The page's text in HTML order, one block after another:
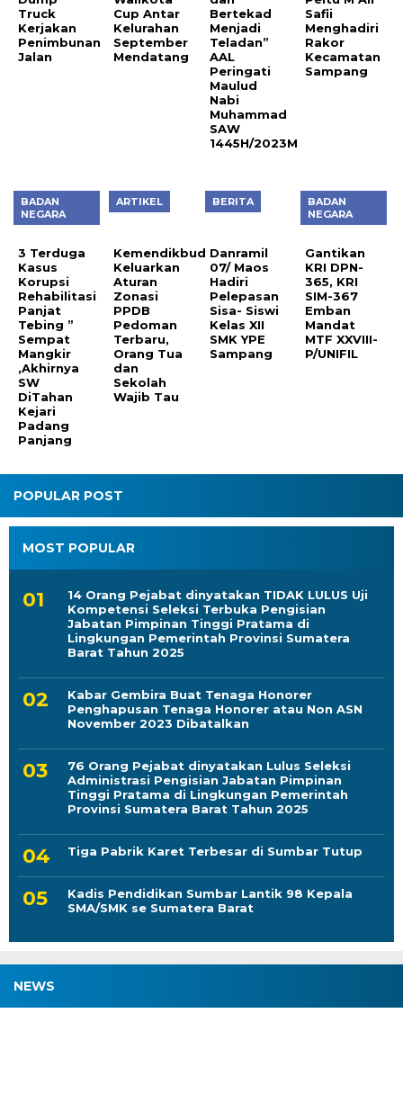
Truck
Kerjakan
Penimbunan
Jalan
Cup Antar
Kelurahan
September
Mendatang
Bertekad
Menjadi
Teladan”
AAL
Peringati
Maulud
Nabi
Muhammad
SAW
1445H/2023M
Safii
Menghadiri
Rakor
Kecamatan
Sampang
BADAN
NEGARA
3 Terduga
Kasus
Korupsi
Rehabilitasi
Panjat
Tebing ”
Sempat
Mangkir
,Akhirnya
SW
DiTahan
Kejari
Padang
Panjang
ARTIKEL
Kemendikbud
Keluarkan
Aturan
Zonasi
PPDB
Pedoman
Terbaru,
Orang Tua
dan
Sekolah
Wajib Tau
BERITA
Danramil
07/ Maos
Hadiri
Pelepasan
Sisa- Siswi
Kelas XII
SMK YPE
Sampang
BADAN
NEGARA
Gantikan
KRI DPN-
365, KRI
SIM-367
Emban
Mandat
MTF XXVIII-
P/UNIFIL
POPULAR POST
MOST POPULAR
14 Orang Pejabat dinyatakan TIDAK LULUS Uji
Kompetensi Seleksi Terbuka Pengisian
Jabatan Pimpinan Tinggi Pratama di
Lingkungan Pemerintah Provinsi Sumatera
Barat Tahun 2025
Kabar Gembira Buat Tenaga Honorer
Penghapusan Tenaga Honorer atau Non ASN
November 2023 Dibatalkan
76 Orang Pejabat dinyatakan Lulus Seleksi
Administrasi Pengisian Jabatan Pimpinan
Tinggi Pratama di Lingkungan Pemerintah
Provinsi Sumatera Barat Tahun 2025
Tiga Pabrik Karet Terbesar di Sumbar Tutup
Kadis Pendidikan Sumbar Lantik 98 Kepala
SMA/SMK se Sumatera Barat
NEWS